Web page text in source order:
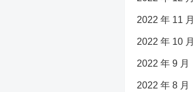
2022 年 11 月
2022 年 10 月
2022 年 9 月
2022 年 8 月